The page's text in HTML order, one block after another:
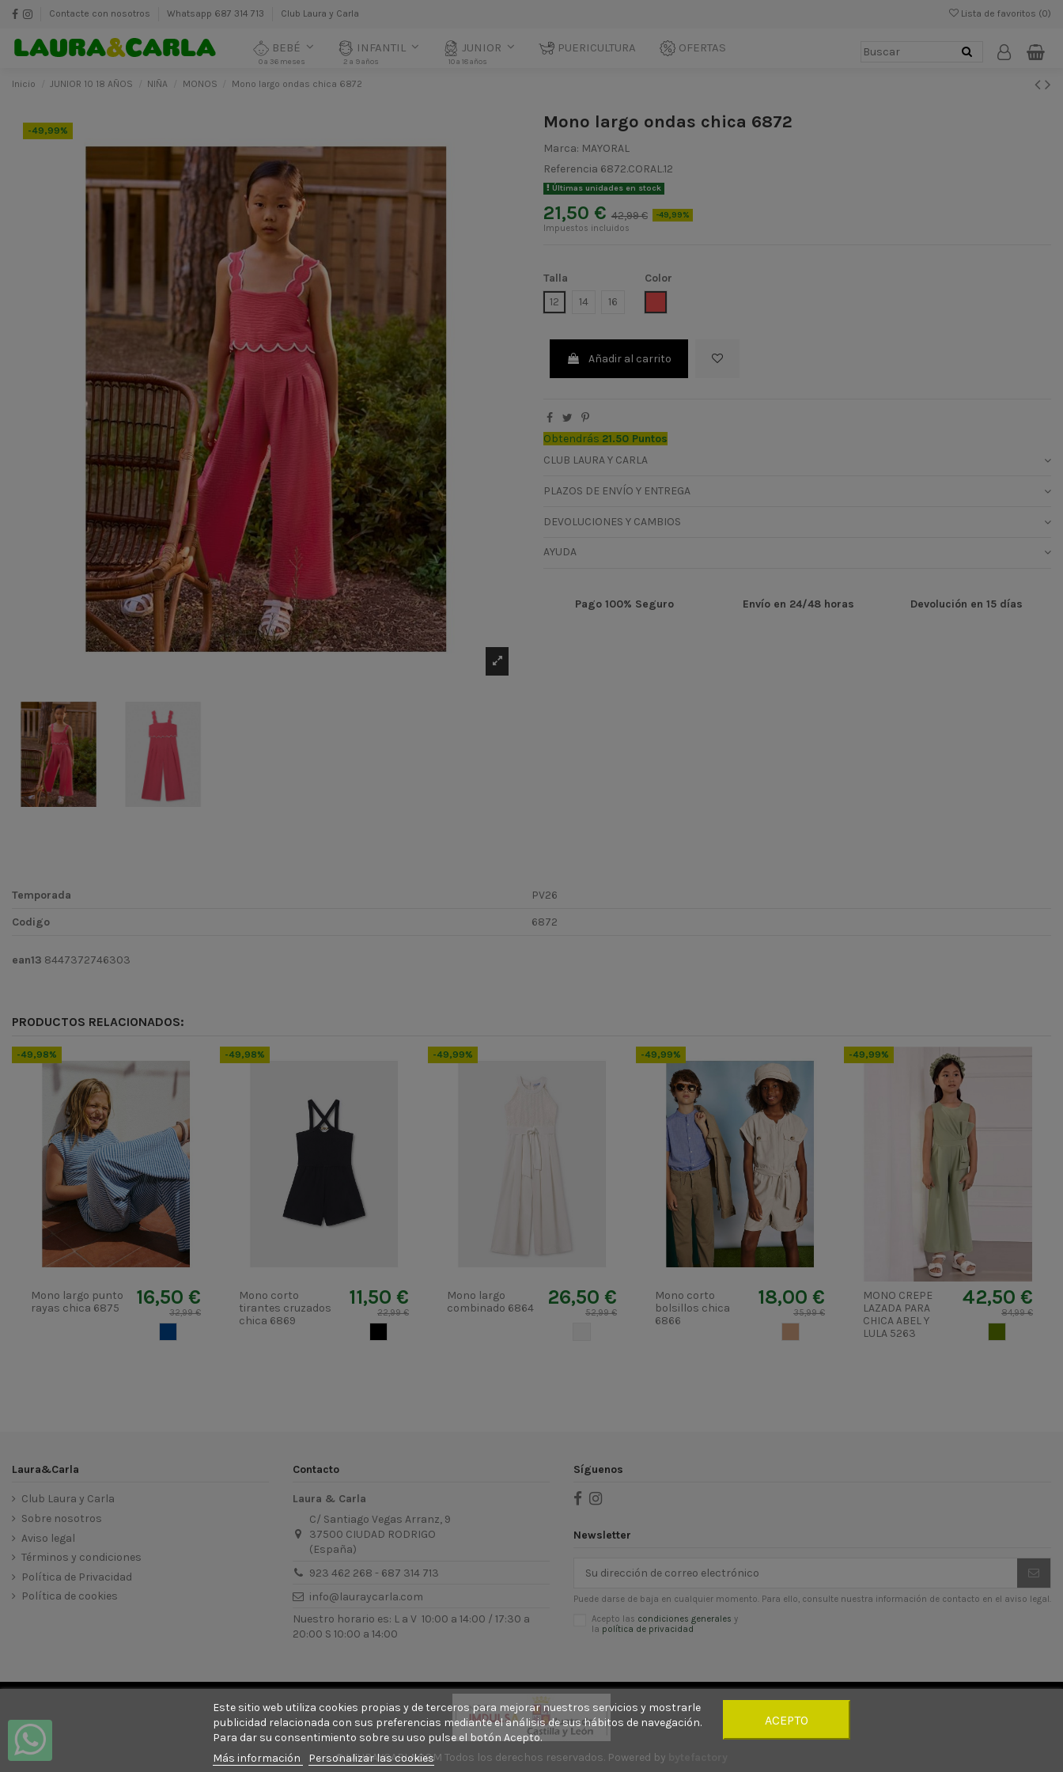
Contacte con nosotros Whatsapp 687 314 713 Club Laura y Carla Lista de favoritos (0)
BEBÉ
0 a 36 meses
INFANTIL
2 a 9 años
JUNIOR
10 a 18 años
PUERICULTURA OFERTAS
Inicio JUNIOR 10 18 AÑOS NIÑA MONOS Mono largo ondas chica 6872
-49,99% Mono largo ondas chica 6872
Marca: MAYORAL
Referencia 6872.CORAL.12
Últimas unidades en stock
21,50 € 42,99 €
-49,99%
Impuestos incluidos
Talla
12
14 16
Color
Añadir al carrito
Obtendrás 21.50 Puntos
CLUB LAURA Y CARLA
PLAZOS DE ENVÍO Y ENTREGA
DEVOLUCIONES Y CAMBIOS
AYUDA
Pago 100% Seguro Envío en 24/48 horas Devolución en 15 días
Temporada
PV26
Codigo
6872
ean13 8447372746303
PRODUCTOS RELACIONADOS:
-49,98%
Mono largo punto
rayas chica 6875
16,50 €
32,99 €
-49,98%
Mono corto
tirantes cruzados
chica 6869
11,50 €
22,99 €
-49,99%
Mono largo
combinado 6864
26,50 €
52,99 €
-49,99%
Mono corto
bolsillos chica
6866
18,00 €
35,99 €
-49,99%
MONO CREPE
LAZADA PARA
CHICA ABEL Y
LULA 5263
42,50 €
84,99 €
Laura&Carla
Club Laura y Carla
Sobre nosotros
Aviso legal
Términos y condiciones
Política de Privacidad
Política de cookies
Contacto
Laura & Carla
C/ Santiago Vegas Arranz, 9
37500 CIUDAD RODRIGO
(España)
923 462 268 - 687 314 713
info@lauraycarla.com
Nuestro horario es: L a V 10:00 a 14:00 / 17:30 a
20:00 S 10:00 a 14:00
Este sitio web utiliza cookies propias y de terceros para mejorar nuestros servicios y mostrarle
publicidad relacionada con sus preferencias mediante el análisis de sus hábitos de navegación.
Para dar su consentimiento sobre su uso pulse el botón Acepto.
Más información
Personalizar las cookies
ACEPTO
Síguenos
Newsletter
Puede darse de baja en cualquier momento. Para ello, consulte nuestra información de contacto en el aviso legal.
Acepto las condiciones generales y
la política de privacidad
© LAURAYCARLA.COM Todos los derechos reservados. Powered by